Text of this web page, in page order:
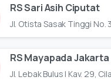
RS Sari Asih Ciputat
Jl. Otista Sasak Tinggi No.
RS Mayapada
Jl. Lebak Bulus I Kav. 29,